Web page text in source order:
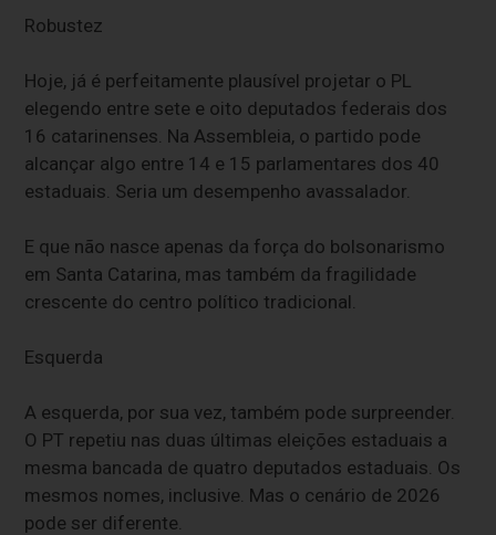
Robustez
Hoje, já é perfeitamente plausível projetar o PL
elegendo entre sete e oito deputados federais dos
16 catarinenses. Na Assembleia, o partido pode
alcançar algo entre 14 e 15 parlamentares dos 40
estaduais. Seria um desempenho avassalador.
E que não nasce apenas da força do bolsonarismo
em Santa Catarina, mas também da fragilidade
crescente do centro político tradicional.
Esquerda
A esquerda, por sua vez, também pode surpreender.
O PT repetiu nas duas últimas eleições estaduais a
mesma bancada de quatro deputados estaduais. Os
mesmos nomes, inclusive. Mas o cenário de 2026
pode ser diferente.